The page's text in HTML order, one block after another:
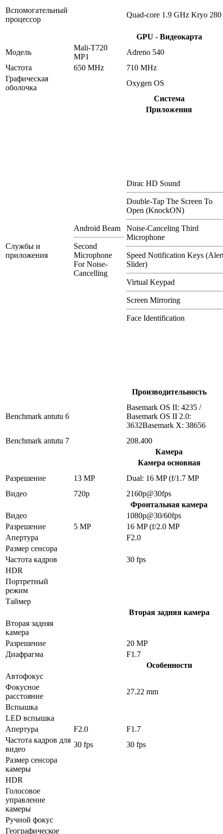
Вспомогательный
процессор
Quad-core 1.9 GHz Kryo 280
GPU - Видеокарта
Модель
Mali-T720
MP1
Adreno 540
Частота
650 MHz
710 MHz
Графическая
оболочка
Oxygen OS
Система
Приложения
Службы и
приложения
Android Beam
Second
Microphone
For Noise-
Cancelling
Dirac HD Sound
Double-Tap The Screen To
Open (KnockON)
Noise-Canceling Third
Microphone
Speed Notification Keys
Slider)
Virtual Keypad
Screen Mirroring
Face Identification
Производительность
Benchmark antutu 6
Basemark OS II: 4235 /
Basemark OS II 2.0:
3632Basemark X: 38656
Benchmark antutu 7
208.400
Камера
Камера основная
Разрешение
13 MP
Dual: 16 MP (f/1.7 MP
Видео
720p
2160p@30fps
Фронтальная камера
Видео
1080p@30/60fps
Разрешение
5 MP
16 MP (f/2.0 MP
Апертура
F2.0
Размер сенсора
Частота кадров
30 fps
HDR
Портретный
режим
Таймер
Вторая задняя камера
Вторая задняя
камера
Разрешение
20 MP
Диафрагма
F1.7
Особенности
Автофокус
Фокусное
расстояние
27.22 mm
Вспышка
LED вспышка
Апертура
F2.0
F1.7
Частота кадров для
видео
30 fps
30 fps
Размер сенсора
камеры
HDR
Голосовое
управление
камеры
Ручной фокус
Географическое